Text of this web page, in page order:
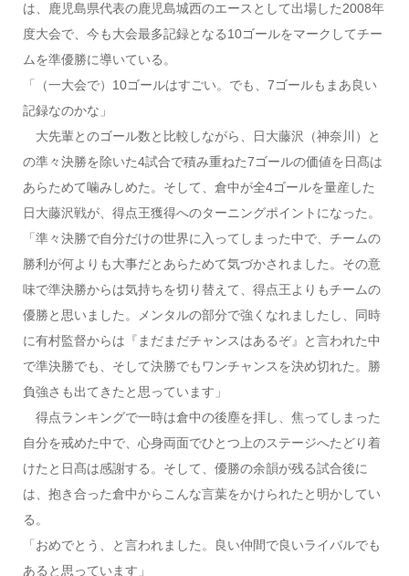
は、鹿児島県代表の鹿児島城西のエースとして出場した2008年
度大会で、今も大会最多記録となる10ゴールをマークしてチー
ムを準優勝に導いている。
「（一大会で）10ゴールはすごい。でも、7ゴールもまあ良い
記録なのかな」
大先輩とのゴール数と比較しながら、日大藤沢（神奈川）と
の準々決勝を除いた4試合で積み重ねた7ゴールの価値を日髙は
あらためて噛みしめた。そして、倉中が全4ゴールを量産した
日大藤沢戦が、得点王獲得へのターニングポイントになった。
「準々決勝で自分だけの世界に入ってしまった中で、チームの
勝利が何よりも大事だとあらためて気づかされました。その意
味で準決勝からは気持ちを切り替えて、得点王よりもチームの
優勝と思いました。メンタルの部分で強くなれましたし、同時
に有村監督からは『まだまだチャンスはあるぞ』と言われた中
で準決勝でも、そして決勝でもワンチャンスを決め切れた。勝
負強さも出てきたと思っています」
得点ランキングで一時は倉中の後塵を拝し、焦ってしまった
自分を戒めた中で、心身両面でひとつ上のステージへたどり着
けたと日髙は感謝する。そして、優勝の余韻が残る試合後に
は、抱き合った倉中からこんな言葉をかけられたと明かしてい
る。
「おめでとう、と言われました。良い仲間で良いライバルでも
あると思っています」